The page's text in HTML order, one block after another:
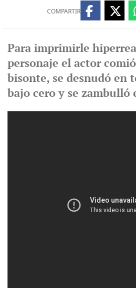
COMPARTIR
Para imprimirle
personaje el actor
bisonte, se desnudó en
bajo cero y se zambulló